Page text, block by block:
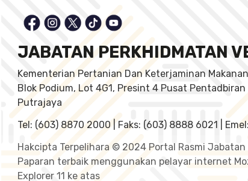
JABATAN PERKHIDMATAN
Kementerian Pertanian Dan Keterjaminan
Blok Podium, Lot 4G1, Presint 4 Pusat
Putrajaya
Tel: (603) 8870 2000 | Faks: (603) 8888 6021 |
Hakcipta Terpelihara © 2024 Portal Rasmi
Paparan terbaik menggunakan pelayar internet
Explorer 11 ke atas